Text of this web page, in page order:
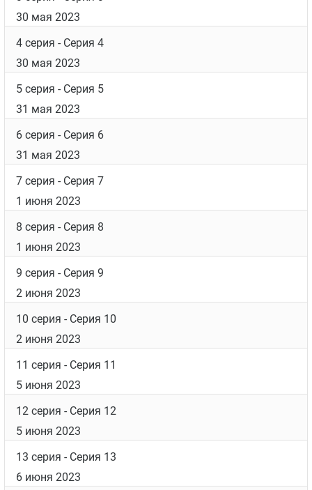
30 мая 2023
4 серия - Серия 4
30 мая 2023
5 серия - Серия 5
31 мая 2023
6 серия - Серия 6
31 мая 2023
7 серия - Серия 7
1 июня 2023
8 серия - Серия 8
1 июня 2023
9 серия - Серия 9
2 июня 2023
10 серия - Серия 10
2 июня 2023
11 серия - Серия 11
5 июня 2023
12 серия - Серия 12
5 июня 2023
13 серия - Серия 13
6 июня 2023